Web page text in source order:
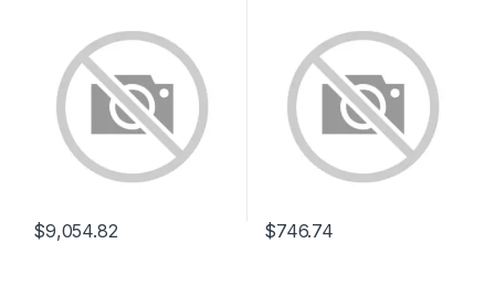
escenas diferentes en cada
botón.
$9,054.82
y GoogleHome
$746.74